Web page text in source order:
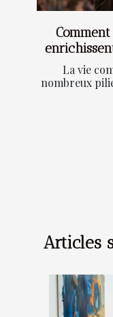
La vie
nombreux
Articles